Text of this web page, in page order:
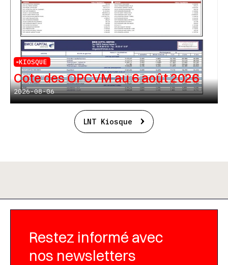
KIOSQUE
Cote des OPCVM au 6 août 2026
2026-08-06
LNT Kiosque
Restez informé avec
nos newsletters